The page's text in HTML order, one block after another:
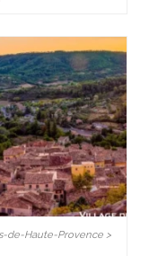
de-Haute-Provence >